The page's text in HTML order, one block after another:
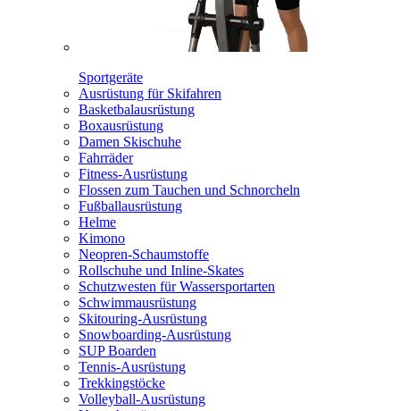
Sportgeräte
Ausrüstung für Skifahren
Basketbalausrüstung
Boxausrüstung
Damen Skischuhe
Fahrräder
Fitness-Ausrüstung
Flossen zum Tauchen und Schnorcheln
Fußballausrüstung
Helme
Kimono
Neopren-Schaumstoffe
Rollschuhe und Inline-Skates
Schutzwesten für Wassersportarten
Schwimmausrüstung
Skitouring-Ausrüstung
Snowboarding-Ausrüstung
SUP Boarden
Tennis-Ausrüstung
Trekkingstöcke
Volleyball-Ausrüstung